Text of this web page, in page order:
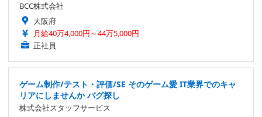
BCC株式会社
大阪府
月給40万4,000円～44万5,000円
正社員
ゲーム制作/テスト・評価/SE そのゲーム愛 IT業界でのキャ
リアにしませんか バグ探し
株式会社スタッフサービス